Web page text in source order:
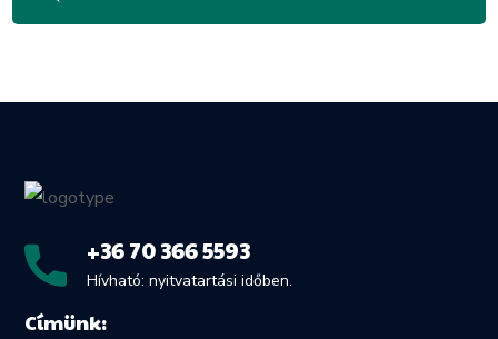
+36 70 366 5593
Hívható: nyitvatartási időben.
Címünk: